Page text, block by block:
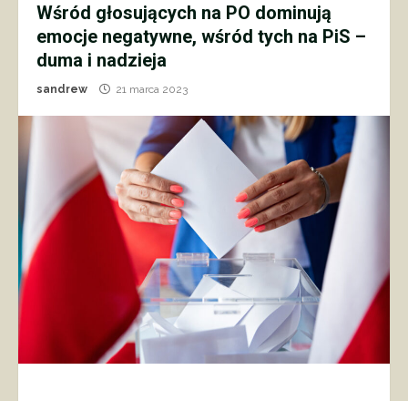
Wśród głosujących na PO dominują
emocje negatywne, wśród tych na PiS –
duma i nadzieja
sandrew 21 marca 2023